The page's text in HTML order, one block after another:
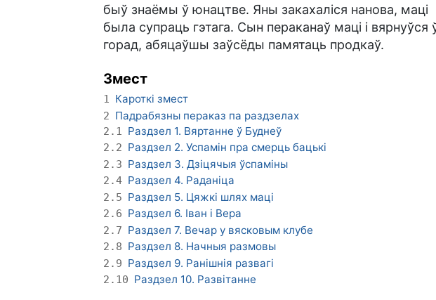
быў знаёмы ў юнацтве. Яны закахаліся нанова, маці
была супраць гэтага. Сын пераканаў маці і вярнуўся
горад, абяцаўшы заўсёды памятаць продкаў.
Змест
1 Кароткі змест
2 Падрабязны пераказ па раздзелах
2.1 Раздзел 1. Вяртанне ў Буднеў
2.2 Раздзел 2. Успамін пра смерць бацькі
2.3 Раздзел 3. Дзіцячыя ўспаміны
2.4 Раздзел 4. Раданіца
2.5 Раздзел 5. Цяжкі шлях маці
2.6 Раздзел 6. Іван і Вера
2.7 Раздзел 7. Вечар у вясковым клубе
2.8 Раздзел 8. Начныя размовы
2.9 Раздзел 9. Ранішнія развагі
2.10 Раздзел 10. Развітанне